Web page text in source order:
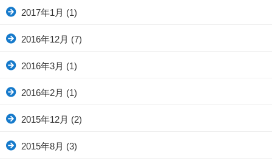
2017年1月 (1)
2016年12月 (7)
2016年3月 (1)
2016年2月 (1)
2015年12月 (2)
2015年8月 (3)